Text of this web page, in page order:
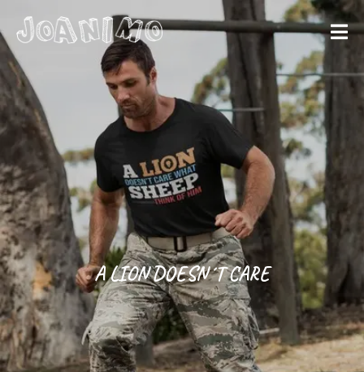
Let´s get
started
Liberate yourself
A LION DOESN´T CARE